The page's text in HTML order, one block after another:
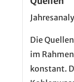
Die
im
konstant.